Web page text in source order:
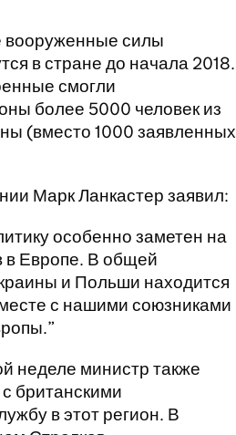
вооруженные силы
в стране до начала 2018.
смогли
более 5000 человек из
(вместо 1000 заявленных
Марк Ланкастер заявил:
особенно заметен на
в Европе. В общей
и Польши находится
с нашими союзниками
неделе министр также
британскими
в этот регион. В